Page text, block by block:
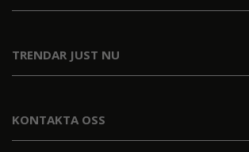
KONTAKTA OSS
TRENDAR JUST NU